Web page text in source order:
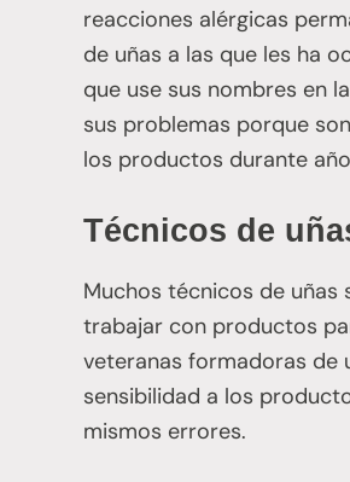
reacciones alérgicas
de uñas a las que les ha
que use sus nombres en
sus problemas porque
los productos durante
Técnicos de
Muchos técnicos de uñas
trabajar con productos
veteranas formadoras de
sensibilidad a los
mismos errores.